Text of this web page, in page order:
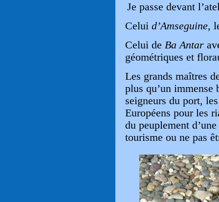
Je passe devant
Celui d’Amseguine,
Celui de Ba Antar
géométriques et
Les grands maîtres
plus qu’un immense
seigneurs du port,
Européens pour les
du peuplement
tourisme ou ne pas